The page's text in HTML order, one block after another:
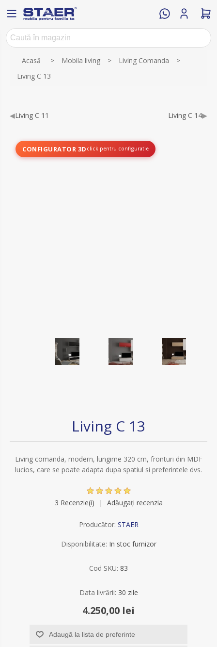
Acasă > Mobila living > Living Comanda
>
Living C 13
◀Living C 11 Living C 14▶
CONFIGURATOR 3D click pentru configuratie
Living C 13
Living comanda, modern, lungime 320 cm, fronturi din MDF
lucios, care se poate adapta dupa spatiul si preferintele dvs.
3 Recenzie(i) Adăugați recenzia
Producător: STAER
Disponibilitate: In stoc furnizor
Cod SKU: 83
Data livrării: 30 zile
4.250,00 lei
Adaugă la lista de preferinte
Numele atributului Valoarea atributului